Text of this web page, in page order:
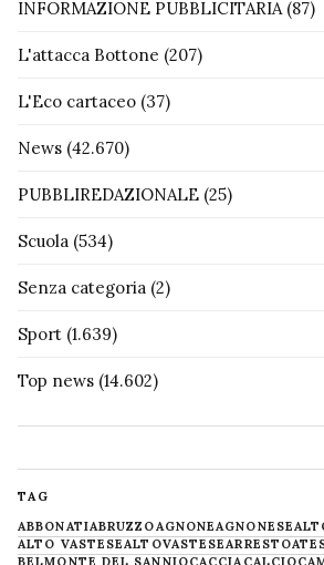
INFORMAZIONE PUBBLICITARIA(87)
L'attacca Bottone (207)
L'Eco cartaceo (37)
News (42.670)
PUBBLIREDAZIONALE (25)
Scuola (534)
Senza categoria (2)
Sport (1.639)
Top news (14.602)
TAG
ABBONATIABRUZZOAGNONEAGNONESE
ALTO VASTESEALTOVASTESEARRESTO